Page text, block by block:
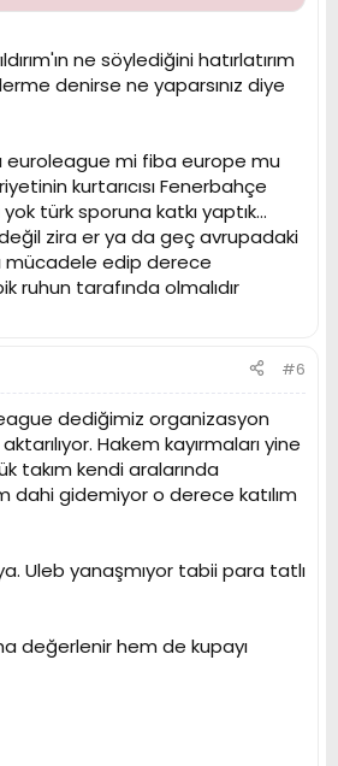
ne söylediğini hatırlatırım
denirse ne yaparsınız diye
euroleague mi fiba europe mu
kurtarıcısı Fenerbahçe
türk sporuna katkı yaptık...
zira er ya da geç avrupadaki
mücadele edip derece
ruhun tarafında olmalıdır
#6
dediğimiz organizasyon
Hakem kayırmaları yine
takım kendi aralarında
dahi gidemiyor o derece katılım
Uleb yanaşmıyor tabii para tatlı
değerlenir hem de kupayı